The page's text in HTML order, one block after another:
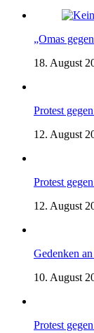
„Omas
18. August
Protest
12. August
Protest
12. August
Gedenken
10. August
Protest